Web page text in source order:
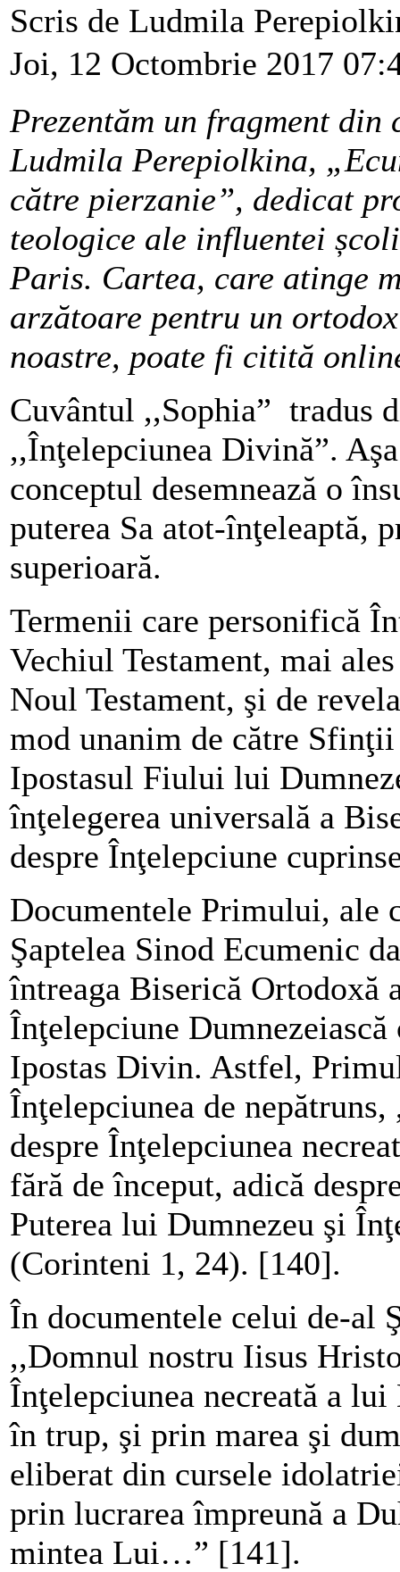
Scris de Ludmila
Joi, 12 Octombrie 2017
Prezentăm un fragment din
Ludmila Perepiolkina,
către pierzanie”, dedicat
teologice ale influentei
Paris. Cartea, care atinge
arzătoare pentru un
noastre, poate fi citită
Cuvântul ,,Sophia” tradus
,,Înţelepciunea Divină”.
conceptul desemnează o
puterea Sa atot-înţeleaptă,
superioară.
Termenii care personifică
Vechiul Testament, mai
Noul Testament, şi de
mod unanim de către
Ipostasul Fiului lui
înţelegerea universală a
despre Înţelepciune
Documentele Primului, ale
Şaptelea Sinod Ecumenic
întreaga Biserică Ortodoxă
Înţelepciune
Ipostas Divin. Astfel,
Înţelepciunea de
despre Înţelepciunea
fără de început, adică
Puterea lui Dumnezeu şi
(Corinteni 1, 24). [140].
În documentele celui de-al
,,Domnul nostru Iisus
Înţelepciunea necreată a lui
în trup, şi prin marea şi
eliberat din cursele
prin lucrarea împreună a
mintea Lui…” [141].